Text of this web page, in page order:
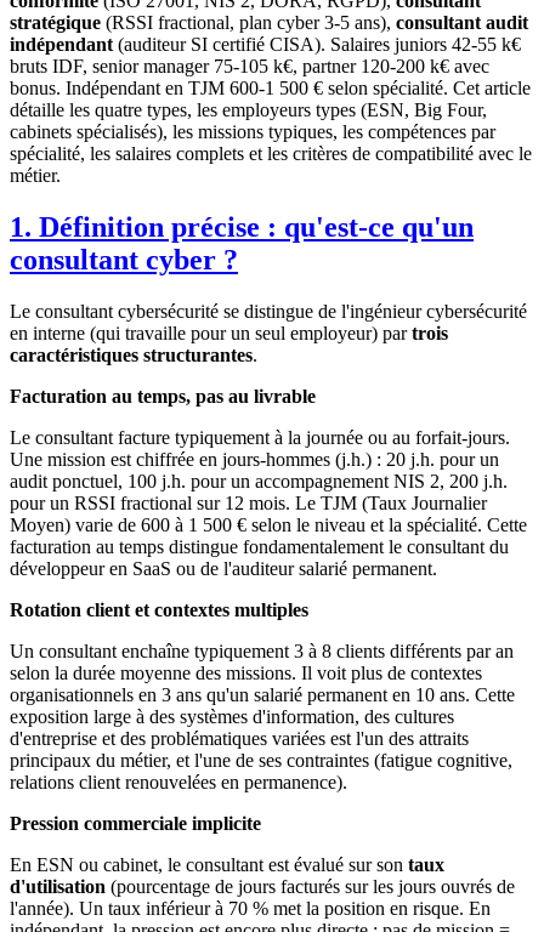
stratégique (RSSI fractional, plan cyber 3-5 ans), consultant audit
indépendant (auditeur SI certifié CISA). Salaires juniors 42-55 k€
bruts IDF, senior manager 75-105 k€, partner 120-200 k€ avec
bonus. Indépendant en TJM 600-1 500 € selon spécialité. Cet article
détaille les quatre types, les employeurs types (ESN, Big Four,
cabinets spécialisés), les missions typiques, les compétences par
spécialité, les salaires complets et les critères de compatibilité avec le
métier.
1. Définition précise : qu'est-ce qu'un
consultant cyber ?
Le consultant cybersécurité se distingue de l'ingénieur cybersécurité
en interne (qui travaille pour un seul employeur) partrois
caractéristiques structurantes.
Facturation au temps, pas au livrable
Le consultant facture typiquement à la journée ou au forfait-jours.
Une mission est chiffrée en jours-hommes (j.h.) : 20 j.h. pour un
audit ponctuel, 100 j.h. pour un accompagnement NIS 2, 200 j.h.
pour un RSSI fractional sur 12 mois. Le TJM (Taux Journalier
Moyen) varie de 600 à 1 500 € selon le niveau et la spécialité. Cette
facturation au temps distingue fondamentalement le consultant du
développeur en SaaS ou de l'auditeur salarié permanent.
Rotation client et contextes multiples
Un consultant enchaîne typiquement 3 à 8 clients différents par an
selon la durée moyenne des missions. Il voit plus de contextes
organisationnels en 3 ans qu'un salarié permanent en 10 ans. Cette
exposition large à des systèmes d'information, des cultures
d'entreprise et des problématiques variées est l'un des attraits
principaux du métier, et l'une de ses contraintes (fatigue cognitive,
relations client renouvelées en permanence).
Pression commerciale implicite
En ESN ou cabinet, le consultant est évalué sur son taux
d'utilisation (pourcentage de jours facturés sur les jours ouvrés de
l'année). Un taux inférieur à 70 % met la position en risque. En